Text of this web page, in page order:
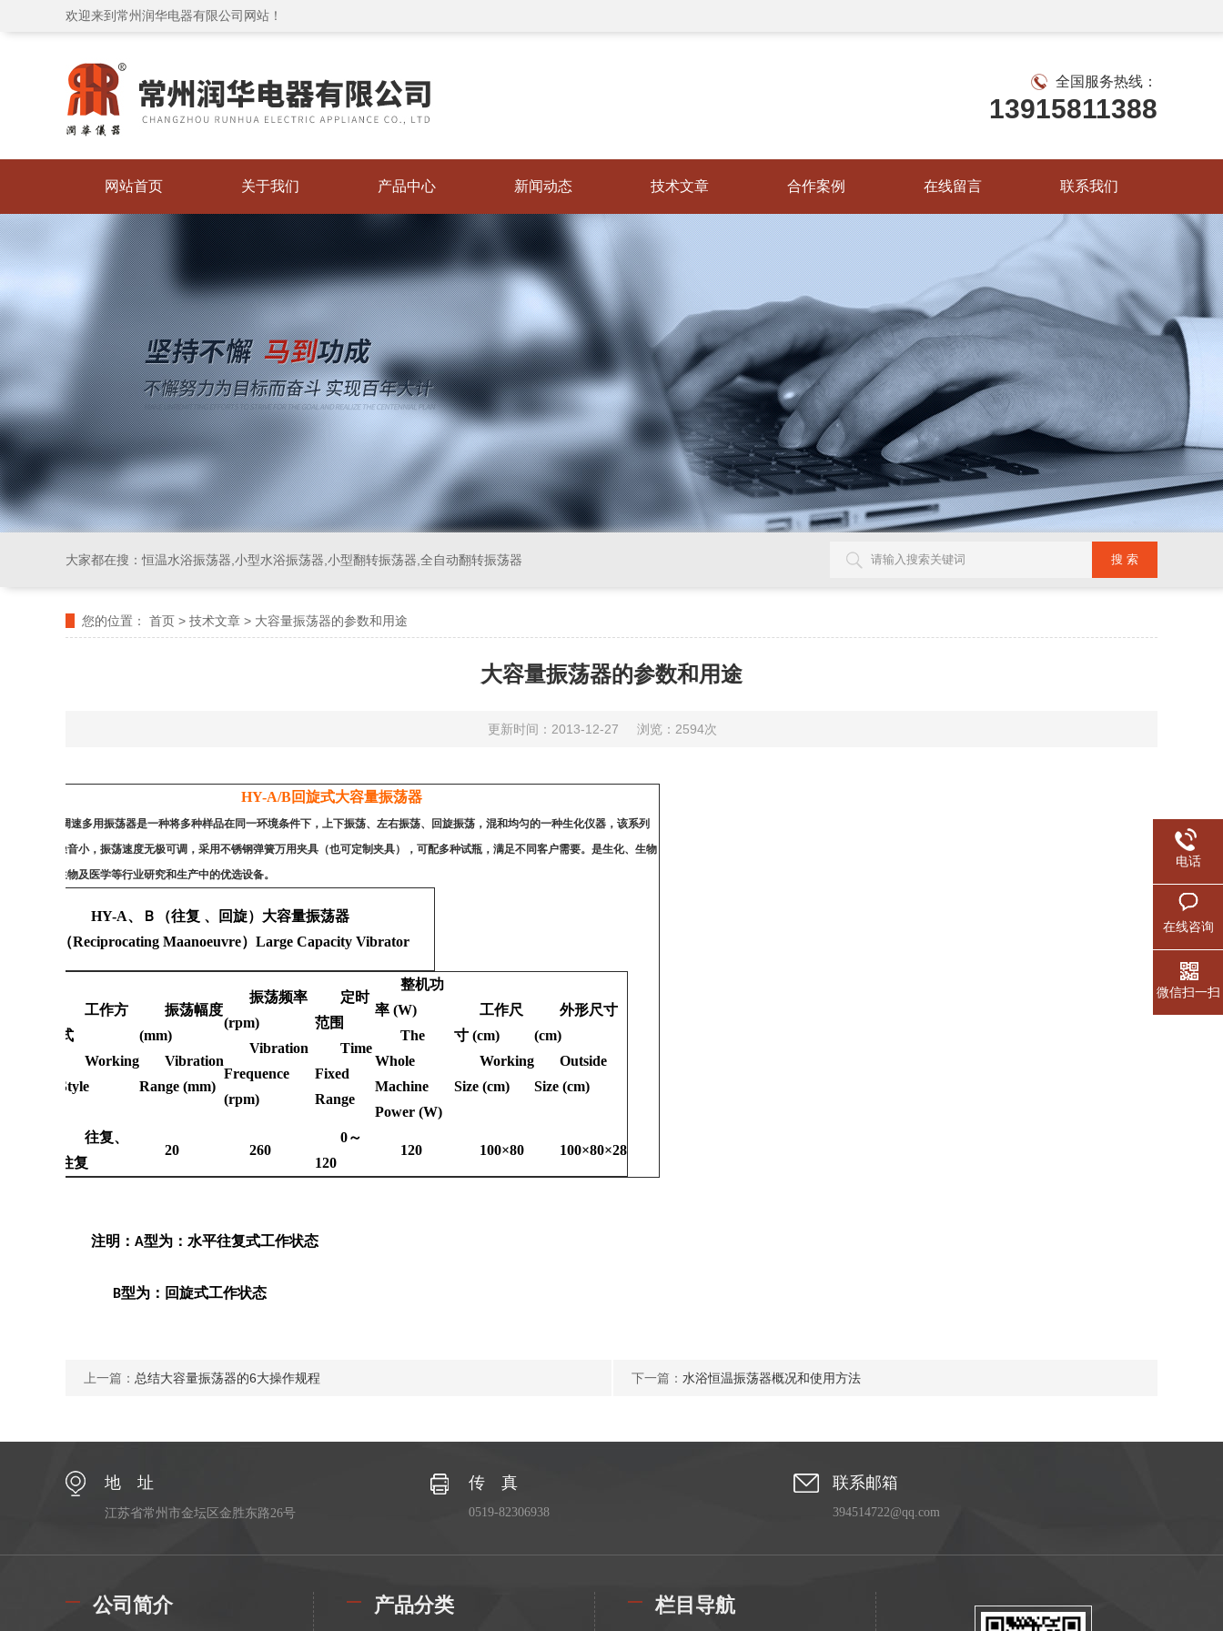
欢迎来到常州润华电器有限公司网站！
全国服务热线：
13915811388
网站首页 关于我们 产品中心 新闻动态 技术文章 合作案例 在线留言 联系我们
大家都在搜：恒温水浴振荡器,小型水浴振荡器,小型翻转振荡器,全自动翻转振荡器
您的位置： 首页 > 技术文章 > 大容量振荡器的参数和用途
大容量振荡器的参数和用途
更新时间：2013-12-27 浏览：2594次
HY-A/B回旋式大容量振荡器
润华大容量调速多用振荡器是一种将多种样品在同一环境条件下，上下振荡、左右振荡、回旋振荡，混和均匀的一种生化仪器，该系列
行平稳，噪音小，振荡速度无极可调，采用不锈钢弹簧万用夹具（也可定制夹具），可配多种试瓶，满足不同客户需要。是生化、生物
教学、微生物及医学等行业研究和生产中的优选设备。
HY-A、Ｂ（往复 、回旋）大容量振荡器
Ｂ（Reciprocating Maanoeuvre）Large Capacity Vibrator
工作方
式
Working
Style
振荡幅度
(mm)
Vibration
Range (mm)
振荡频率
(rpm)
Vibration
Frequence
(rpm)
定时
范围
Time
Fixed
Range
整机功
率(W)
The
Whole
Machine
Power (W)
工作尺
寸(cm)
Working
Size (cm)
外形尺寸
(cm)
Outside
Size (cm)
往复、
往复
20 260
0～
120
120 100×80 100×80×28
注明： A型为：水平往复式工作状态
B型为：回旋式工作状态
上一篇： 总结大容量振荡器的6大操作规程 下一篇： 水浴恒温振荡器概况和使用方法
地 址
江苏省常州市金坛区金胜东路26号
传 真
0519-82306938
联系邮箱
394514722@qq.com
公司简介 产品分类 栏目导航
电话
在线咨询
微信扫一扫